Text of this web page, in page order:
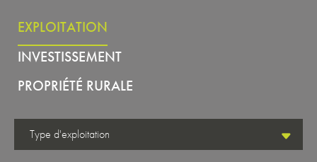
EXPLOITATION
INVESTISSEMENT
PROPRIÉTÉ RURALE